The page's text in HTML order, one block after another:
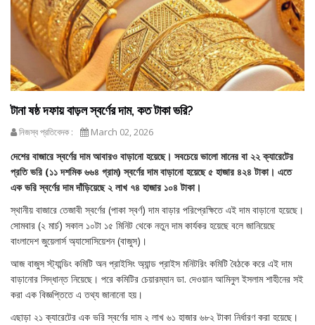
টানা ষষ্ঠ দফায় বাড়ল স্বর্ণের দাম, কত টাকা ভরি?
নিজস্ব প্রতিবেদক : March 02, 2026
দেশের বাজারে স্বর্ণের দাম আবারও বাড়ানো হয়েছে। সবচেয়ে ভালো মানের বা ২২ ক্যারেটের
প্রতি ভরি (১১ দশমিক ৬৬৪ গ্রাম) স্বর্ণের দাম বাড়ানো হয়েছে ৫ হাজার ৪২৪ টাকা। এতে
এক ভরি স্বর্ণের দাম দাঁড়িয়েছে ২ লাখ ৭৪ হাজার ১০৪ টাকা।
স্থানীয় বাজারে তেজাবী স্বর্ণের (পাকা স্বর্ণ) দাম বাড়ার পরিপ্রেক্ষিতে এই দাম বাড়ানো হয়েছে।
সোমবার (২ মার্চ) সকাল ১০টা ১৫ মিনিট থেকে নতুন দাম কার্যকর হয়েছে বলে জানিয়েছে
বাংলাদেশ জুয়েলার্স অ্যাসোসিয়েশন (বাজুস)।
আজ বাজুস স্ট্যান্ডিং কমিটি অন প্রাইসিং অ্যান্ড প্রাইস মনিটরিং কমিটি বৈঠকে করে এই দাম
বাড়ানোর সিদ্ধান্ত নিয়েছে। পরে কমিটির চেয়ারম্যান ডা. দেওয়ান আমিনুল ইসলাম শাহীনের সই
করা এক বিজ্ঞপ্তিতে এ তথ্য জানানো হয়।
এছাড়া ২১ ক্যারেটের এক ভরি স্বর্ণের দাম ২ লাখ ৬১ হাজার ৬৮২ টাকা নির্ধারণ করা হয়েছে।